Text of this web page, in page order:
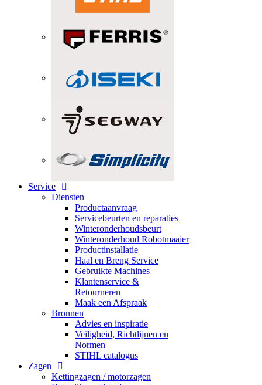
Service
Diensten
Productaanvraag
Servicebeurten en reparaties
Winteronderhoudsbeurt
Winteronderhoud Robotmaaier
Productinstallatie
Haal en Breng Service
Gebruikte Machines
Klantenservice &
Retourneren
Maak een Afspraak
Bronnen
Advies en inspiratie
Veiligheid, Richtlijnen en
Normen
STIHL catalogus
Zagen
Kettingzagen / motorzagen